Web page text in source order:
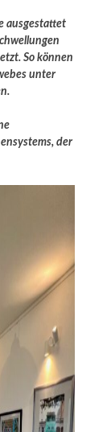
ausgestattet
So können
unter
der